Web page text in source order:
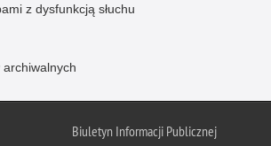
z dysfunkcją słuchu
Biuletyn Informacji Publicznej